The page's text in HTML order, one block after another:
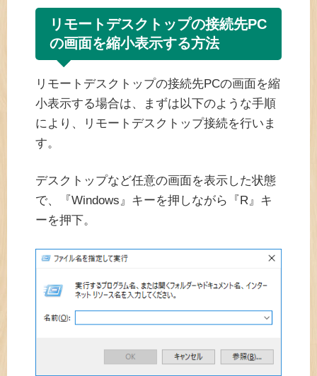
リモートデスクトップの接続先PC
の画面を縮小表示する方法
リモートデスクトップの接続先PCの画面を縮
小表示する場合は、まずは以下のような手順
により、リモートデスクトップ接続を行いま
す。
デスクトップなど任意の画面を表示した状態
で、『Windows』キーを押しながら『R』キ
ーを押下。